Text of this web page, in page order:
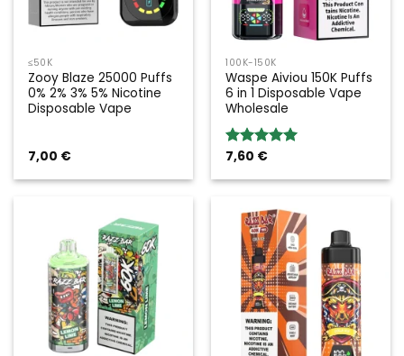
≤50K
Zooy Blaze 25000 Puffs
0% 2% 3% 5% Nicotine
Disposable Vape
7,00 €
100K-150K
Waspe Aiviou 150K Puffs
6 in 1 Disposable Vape
Wholesale
Valoración:
5
7,60 €